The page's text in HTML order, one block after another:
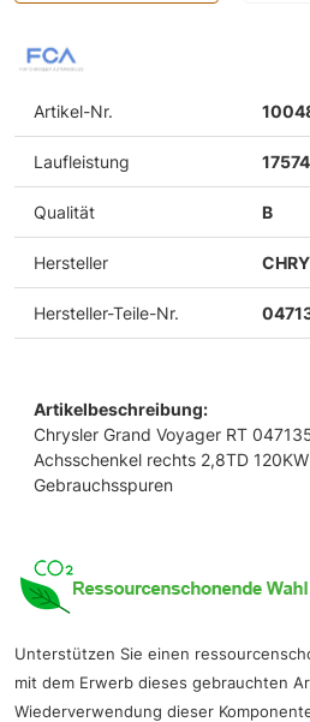
Artikel-Nr.
Laufleistung
Qualität B
Hersteller
Hersteller-Teile-Nr.
Artikelbeschreibung:
Chrysler Grand Voyager RT
Achsschenkel rechts 2,8TD
Gebrauchsspuren
Unterstützen Sie einen
mit dem Erwerb dieses gebrauchten
Wiederverwendung dieser